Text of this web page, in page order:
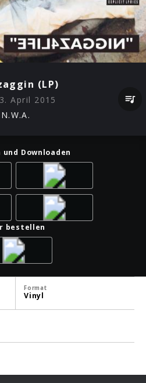
(LP)
April 2015
N.W.A.
und Downloaden
bestellen
Format
Vinyl